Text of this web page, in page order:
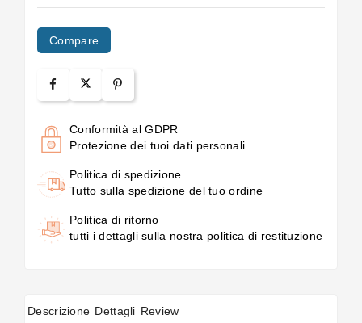
Compare
Conformità al GDPR
Protezione dei tuoi dati personali
Politica di spedizione
Tutto sulla spedizione del tuo ordine
Politica di ritorno
tutti i dettagli sulla nostra politica di restituzione
Descrizione Dettagli Review